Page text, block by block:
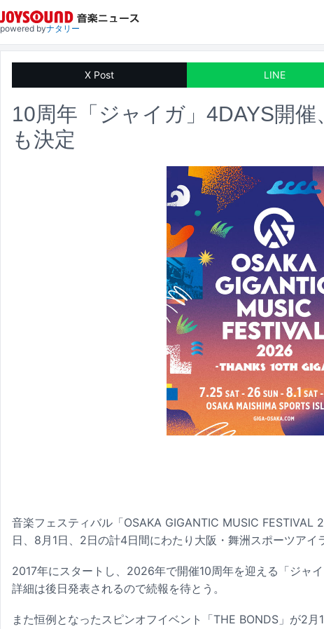
powered byナタリー
X Post LINE
10周年「ジャイガ」4DAYS開
も決定
音楽フェスティバル「OSAKA GIGANTIC MUSIC
日、8月1日、2日の計4日間にわたり大阪・舞洲スポーツアイ
2017年にスタートし、2026年で開催10周年を迎える「ジャ
詳細は後日発表されるので続報を待とう。
また恒例となったスピンオフイベント「THE BONDS」が2